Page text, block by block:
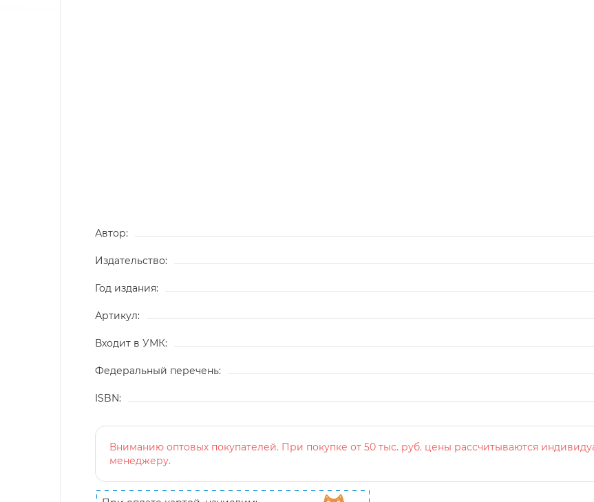
Автор:
Издательство:
Год издания:
Артикул:
Входит в УМК:
Федеральный перечень:
ISBN:
Вниманию оптовых покупателей. При покупке от 50 тыс. руб. цены рассчитываются
менеджеру.